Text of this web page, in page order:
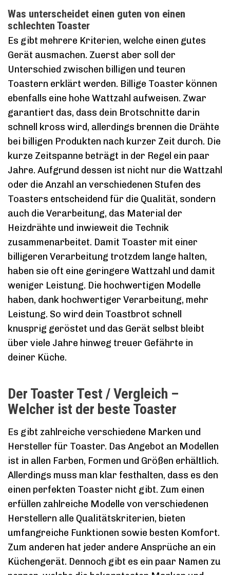
Was unterscheidet einen guten von einen
schlechten Toaster
Es gibt mehrere Kriterien, welche einen gutes
Gerät ausmachen. Zuerst aber soll der
Unterschied zwischen billigen und teuren
Toastern erklärt werden. Billige Toaster können
ebenfalls eine hohe Wattzahl aufweisen. Zwar
garantiert das, dass dein Brotschnitte darin
schnell kross wird, allerdings brennen die Drähte
bei billigen Produkten nach kurzer Zeit durch. Die
kurze Zeitspanne beträgt in der Regel ein paar
Jahre. Aufgrund dessen ist nicht nur die Wattzahl
oder die Anzahl an verschiedenen Stufen des
Toasters entscheidend für die Qualität, sondern
auch die Verarbeitung, das Material der
Heizdrähte und inwieweit die Technik
zusammenarbeitet. Damit Toaster mit einer
billigeren Verarbeitung trotzdem lange halten,
haben sie oft eine geringere Wattzahl und damit
weniger Leistung. Die hochwertigen Modelle
haben, dank hochwertiger Verarbeitung, mehr
Leistung. So wird dein Toastbrot schnell
knusprig geröstet und das Gerät selbst bleibt
über viele Jahre hinweg treuer Gefährte in
deiner Küche.
Der Toaster Test / Vergleich –
Welcher ist der beste Toaster
Es gibt zahlreiche verschiedene Marken und
Hersteller für Toaster. Das Angebot an Modellen
ist in allen Farben, Formen und Größen erhältlich.
Allerdings muss man klar festhalten, dass es den
einen perfekten Toaster nicht gibt. Zum einen
erfüllen zahlreiche Modelle von verschiedenen
Herstellern alle Qualitätskriterien, bieten
umfangreiche Funktionen sowie besten Komfort.
Zum anderen hat jeder andere Ansprüche an ein
Küchengerät. Dennoch gibt es ein paar Namen zu